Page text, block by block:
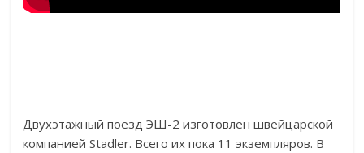
Двухэтажный поезд ЭШ-2 изготовлен швейцарской
компанией Stadler. Всего их пока 11 экземпляров. В